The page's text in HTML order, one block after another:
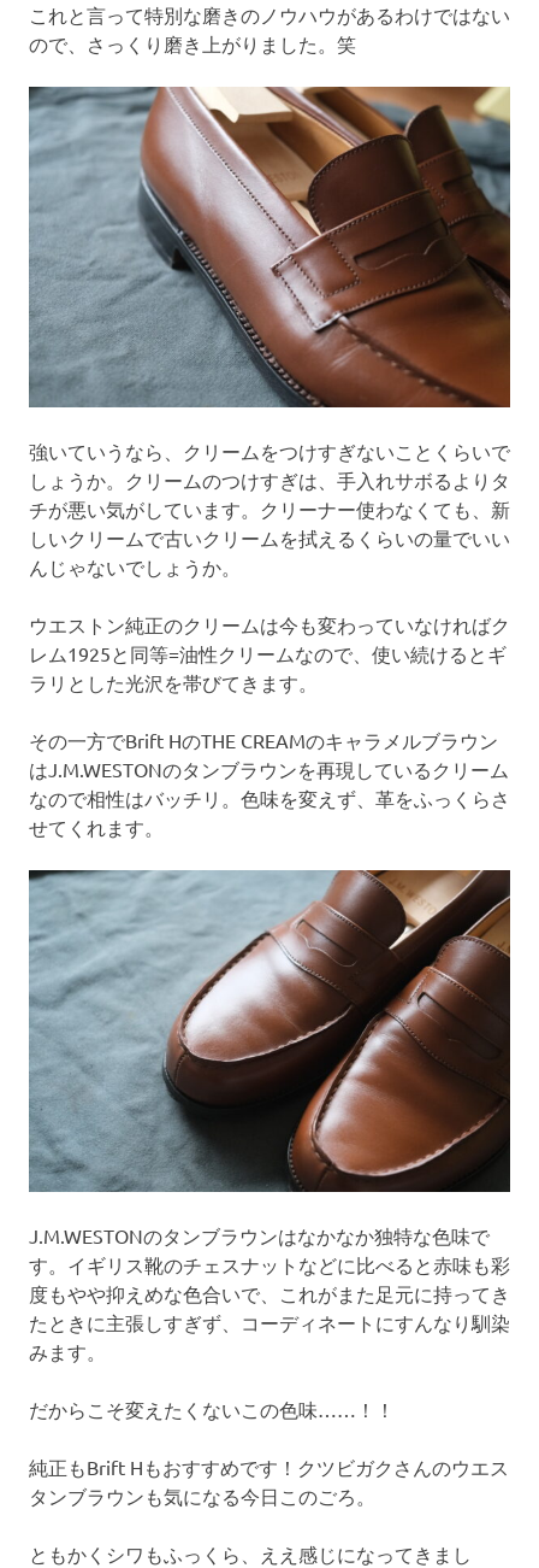
これと言って特別な磨きのノウハウがあるわけではない
ので、さっくり磨き上がりました。笑
強いていうなら、クリームをつけすぎないことくらいで
しょうか。クリームのつけすぎは、手入れサボるよりタ
チが悪い気がしています。クリーナー使わなくても、新
しいクリームで古いクリームを拭えるくらいの量でいい
んじゃないでしょうか。
ウエストン純正のクリームは今も変わっていなければク
レム1925と同等=油性クリームなので、使い続けるとギ
ラリとした光沢を帯びてきます。
その一方でBrift HのTHE CREAMのキャラメルブラウン
はJ.M.WESTONのタンブラウンを再現しているクリーム
なので相性はバッチリ。色味を変えず、革をふっくらさ
せてくれます。
J.M.WESTONのタンブラウンはなかなか独特な色味で
す。イギリス靴のチェスナットなどに比べると赤味も彩
度もやや抑えめな色合いで、これがまた足元に持ってき
たときに主張しすぎず、コーディネートにすんなり馴染
みます。
だからこそ変えたくないこの色味……！！
純正もBrift Hもおすすめです！クツビガクさんのウエス
タンブラウンも気になる今日このごろ。
ともかくシワもふっくら、ええ感じになってきまし